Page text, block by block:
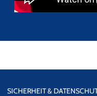
SICHERHEIT &